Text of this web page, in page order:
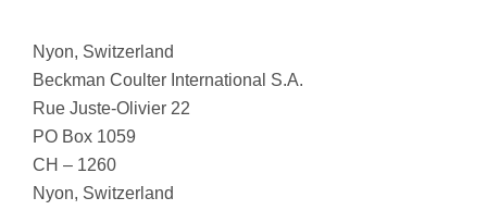
Nyon, Switzerland
Beckman Coulter International S.A.
Rue Juste-Olivier 22
PO Box 1059
CH – 1260
Nyon, Switzerland